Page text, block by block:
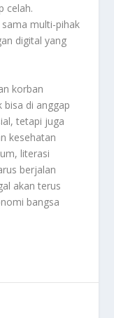
celah.
sama multi-pihak
digital yang
korban
bisa di anggap
tetapi juga
kesehatan
literasi
berjalan
akan terus
bangsa